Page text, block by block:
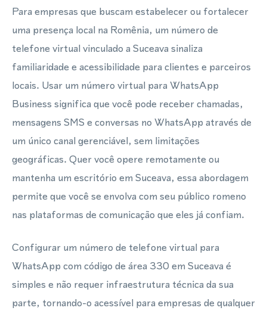
Para empresas que buscam estabelecer ou fortalecer
uma presença local na Romênia, um número de
telefone virtual vinculado a Suceava sinaliza
familiaridade e acessibilidade para clientes e parceiros
locais. Usar um número virtual para WhatsApp
Business significa que você pode receber chamadas,
mensagens SMS e conversas no WhatsApp através de
um único canal gerenciável, sem limitações
geográficas. Quer você opere remotamente ou
mantenha um escritório em Suceava, essa abordagem
permite que você se envolva com seu público romeno
nas plataformas de comunicação que eles já confiam.
Configurar um número de telefone virtual para
WhatsApp com código de área 330 em Suceava é
simples e não requer infraestrutura técnica da sua
parte, tornando-o acessível para empresas de qualquer